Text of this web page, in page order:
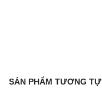
SẢN PHẨM TƯƠNG TỰ